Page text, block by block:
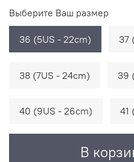
В
Выберите Ваш размер
36 (5US - 22cm) 37
38 (7US - 24cm) 39
40 (9US - 26cm) 41